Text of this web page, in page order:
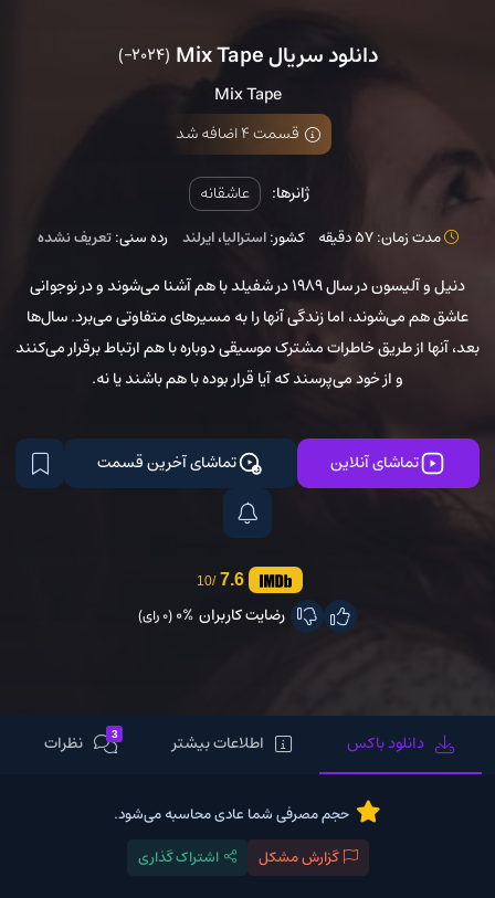
دانلود سریال Mix Tape (2024–)
Mix Tape
قسمت 4 اضافه شد
ژانرها: عاشقانه
مدت زمان: 57 دقیقه کشور:استرالیا،ایرلند رده سنی:تعریف نشده
دنیل و آلیسون در سال ۱۹۸۹ در شفیلد با هم آشنا می‌شوند و در نوجوانی
عاشق هم می‌شوند، اما زندگی آنها را به مسیرهای متفاوتی می‌برد. سال‌ها
بعد، آنها از طریق خاطرات مشترک موسیقی دوباره با هم ارتباط برقرار می‌کنند
و از خود می‌پرسند که آیا قرار بوده با هم باشند یا نه.
تماشای آنلاین تماشای آخرین قسمت
7.6
/10
رضایت کاربران 0%(0 رای)
دانلود باکس اطلاعات بیشتر 3 نظرات
حجم مصرفی شما عادی محاسبه می‌شود.
گزارش مشکل
اشتراک گذاری